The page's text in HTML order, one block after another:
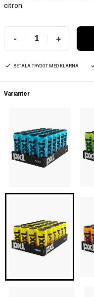
citron.
- +
BETALA TRYGGT MED KLARNA
Varianter